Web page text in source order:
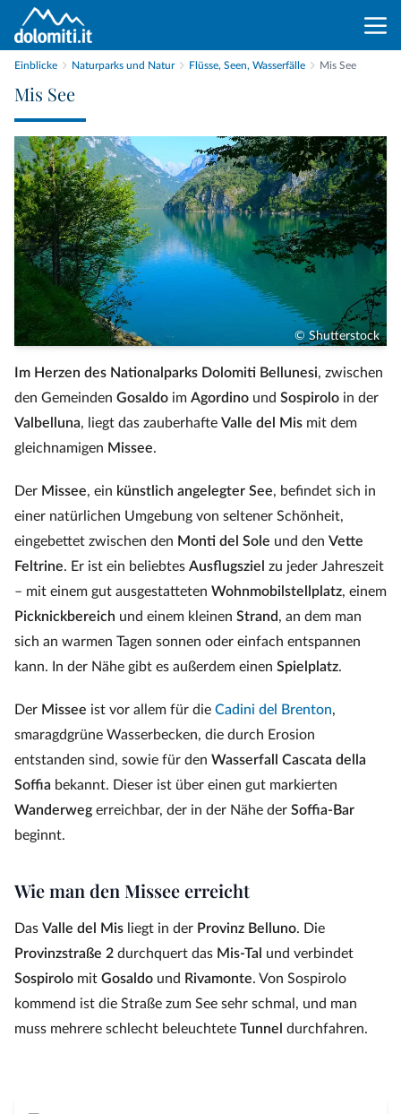
Einblicke Naturparks und Natur Flüsse, Seen, Wasserfälle Mis See
Mis See
© Shutterstock
Im Herzen des Nationalparks Dolomiti Bellunesi, zwischen
den Gemeinden Gosaldo im Agordino und Sospirolo in der
Valbelluna, liegt das zauberhafte Valle del Mis mit dem
gleichnamigen Missee.
Der Missee, ein künstlich angelegter See, befindet sich in
einer natürlichen Umgebung von seltener Schönheit,
eingebettet zwischen den Monti del Sole und den Vette
Feltrine. Er ist ein beliebtes Ausflugsziel zu jeder Jahreszeit
– mit einem gut ausgestatteten Wohnmobilstellplatz, einem
Picknickbereich und einem kleinen Strand, an dem man
sich an warmen Tagen sonnen oder einfach entspannen
kann. In der Nähe gibt es außerdem einen Spielplatz.
Der Missee ist vor allem für die Cadini del Brenton,
smaragdgrüne Wasserbecken, die durch Erosion
entstanden sind, sowie für den Wasserfall Cascata della
Soffia bekannt. Dieser ist über einen gut markierten
Wanderweg erreichbar, der in der Nähe der Soffia‑Bar
beginnt.
Wie man den Misseeerreicht
Das Valle del Mis liegt in der Provinz Belluno. Die
Provinzstraße 2 durchquert das Mis‑Tal
und verbindet
Sospirolo mit Gosaldo und Rivamonte. Von Sospirolo
kommend ist die Straße zum See sehr schmal, und man
muss mehrere schlecht beleuchtete Tunnel durchfahren.